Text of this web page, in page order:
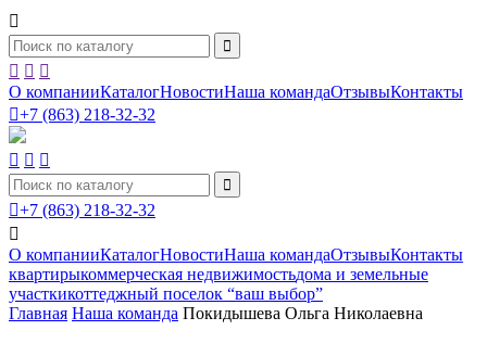


  
О компанииКаталогНовостиНаша командаОтзывыКонтакты
+7 (863) 218-32-32
  

+7 (863) 218-32-32

О компанииКаталогНовостиНаша командаОтзывыКонтакты
квартирыкоммерческая недвижимостьдома и земельные
участкикоттеджный поселок “ваш выбор”
Главная Наша команда Покидышева Ольга Николаевна